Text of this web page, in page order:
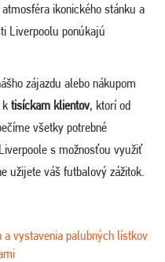
ikonického stánku a
Liverpoolu ponúkajú
zájazdu alebo nákupom
ktisíckam klientov, ktorí od
všetky potrebné
s možnosťou využiť
užijete váš futbalový zážitok.
vystavenia palubných lístkov